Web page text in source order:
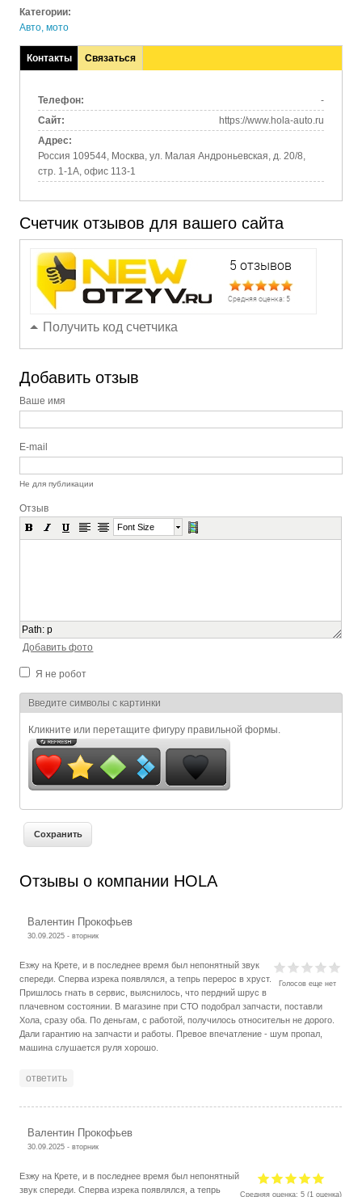
Категории:
Авто, мото
Контакты
(активная
Связаться
Телефон:
-
Сайт:
https://www.hola-auto.ru
Адрес:
Россия 109544, Москва, ул. Малая Андроньевская, д. 20/8,
стр. 1-1А, офис 113-1
Счетчик отзывов для вашего сайта
Получить код счетчика
Добавить отзыв
Ваше имя
E-mail
Не для публикации
Отзыв
Font Size
Path:p
Добавить фото
Я не робот
Я спамер
Введите символы с картинки
Кликните или перетащите фигуру правильной формы.
Отзывы о компании HOLA
Валентин Прокофьев
30.09.2025 - вторник
Голосов еще нет
Езжу на Крете, и в последнее время был непонятный звук
спереди. Сперва изрека появлялся, а тепрь перерос в хруст.
Пришлось гнать в сервис, выяснилось, что пердний шрус в
плачевном состоянии. В магазине при СТО подобрал запчасти, поставли
Хола, сразу оба. По деньгам, с работой, получилось относительн не дорого.
Дали гарантию на запчасти и работы. Превое впечатление - шум пропал,
машина слушается руля хорошо.
ответить
Валентин Прокофьев
30.09.2025 - вторник
Средняя оценка:5 (1 оценка)
Езжу на Крете, и в последнее время был непонятный
звук спереди. Сперва изрека появлялся, а тепрь